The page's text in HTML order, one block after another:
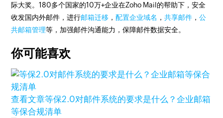
际大奖。180多个国家的10万+企业在Zoho Mail的帮助下，安全
收发国内外邮件，进行邮箱迁移 ，配置企业域名 ，共享邮件 ，公
共邮箱管理等，加强邮件沟通能力，保障邮件数据安全。
你可能喜欢
查看文章等保2.0对邮件系统的要求是什么？企业邮箱
等保合规清单